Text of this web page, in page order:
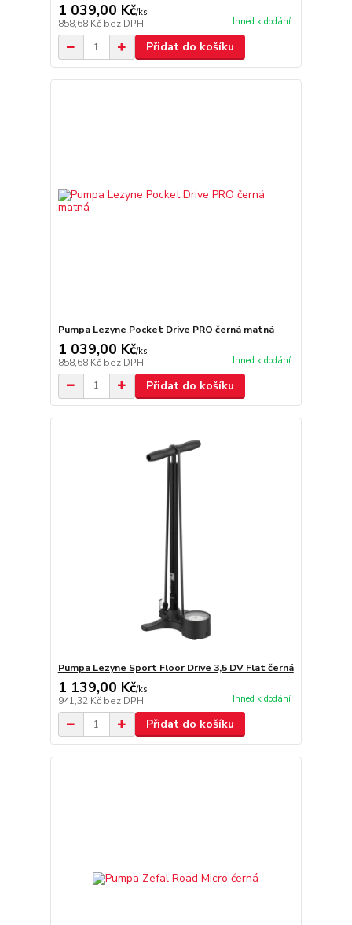
1 039,00 Kč/ks
858,68 Kč bez DPH Ihned k dodání
Přidat do košíku
Pumpa Lezyne Pocket Drive PRO černá matná
1 039,00 Kč/ks
858,68 Kč bez DPH Ihned k dodání
Přidat do košíku
Pumpa Lezyne Sport Floor Drive 3,5 DV Flat černá
1 139,00 Kč/ks
941,32 Kč bez DPH Ihned k dodání
Přidat do košíku